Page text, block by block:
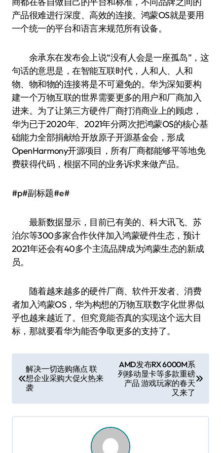
产品很难进行深度、高效的连接。鸿蒙OS就是要用
一个统一的平台和语言来规范所有设备。
余承东在发布会上说“没有人会是一座孤岛”，这
句话的意思是，在智能互联时代，人和人、人和
物、物和物的连接将是不可避免的。华为深知要构
建一个万物互联的世界需要更多的用户和厂商加入
进来。为了让第三方硬件厂商打消商业上的顾虑，
华为已于2020年、2021年分两次把鸿蒙OS的核心基
础能力全部捐献给开放原子开源基金会，形成
OpenHarmony开源项目，所有厂商都能够平等地免
费获得代码，根据不同的业务诉求来做产品。
#p#副标题#e#
最新数据显示，目前已有美的、科大讯飞、苏
泊尔等300多家合作伙伴加入鸿蒙硬件生态，预计
2021年还会有40多个主流品牌成为鸿蒙生态的新成
员。
随着越来越多的硬件厂商、软件开发者、消费
者加入鸿蒙OS，华为构想的万物互联数字化世界似
乎也越来越近了。但究竟能否真的实现这个远大目
标，那就要看华为能否争取更多的支持了。
章
解决一切选购痛点 联
想企业采购大促火热来
袭
AMD发布RX 6000M系
列移动显卡等多款重磅
产品 游戏玩家的春天
又来了